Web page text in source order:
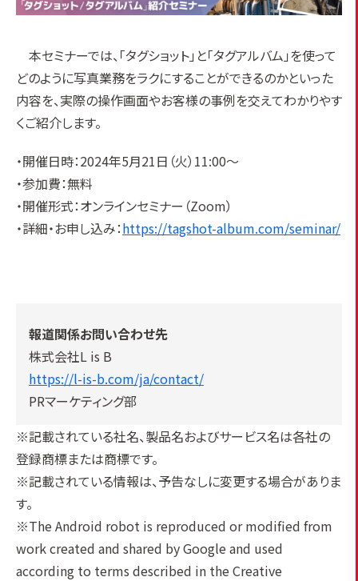
本セミナーでは、「タグショット」と「タグアルバム」を使って
どのように写真業務をラクにすることができるのかといった
内容を、実際の操作画面やお客様の事例を交えてわかりやす
くご紹介します。
・開催日時：2024年5月21日（火）11:00～
・参加費：無料
・開催形式：オンラインセミナー（Zoom）
・詳細・お申し込み：https://tagshot-album.com/seminar/
報道関係お問い合わせ先
株式会社L is B
https://l-is-b.com/ja/contact/
PRマーケティング部
※記載されている社名、製品名およびサービス名は各社の
登録商標または商標です。
※記載されている情報は、予告なしに変更する場合がありま
す。
※The Android robot is reproduced or modified from
work created and shared by Google and used
according to terms described in the Creative